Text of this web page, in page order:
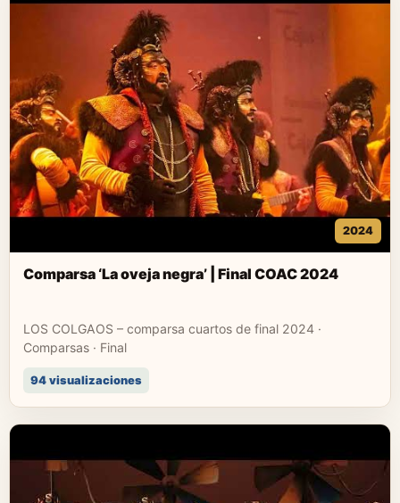
2024
Comparsa ‘La oveja negra’ | Final COAC 2024
LOS COLGAOS – comparsa cuartos de final 2024 ·
Comparsas · Final
94 visualizaciones